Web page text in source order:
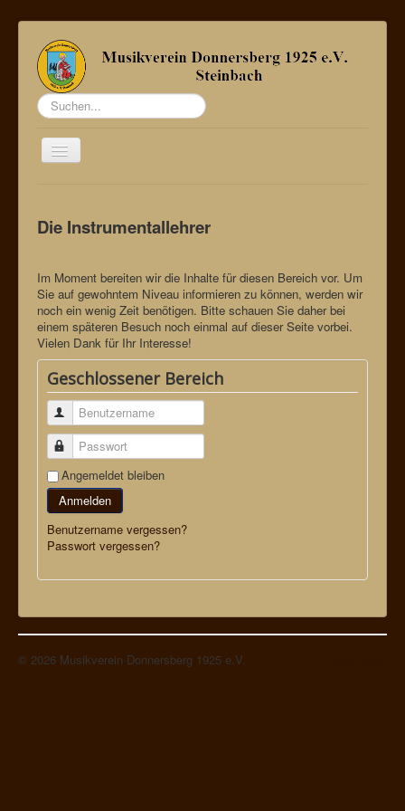
Suchen...
Toggle
Über uns
Bildergalerie
Sponsoren
Kontakt / Mitglied werden
Datenschutz
Impressum
Die Instrumentallehrer
Im Moment bereiten wir die Inhalte für diesen Bereich vor. Um
Sie auf gewohntem Niveau informieren zu können, werden wir
noch ein wenig Zeit benötigen. Bitte schauen Sie daher bei
einem späteren Besuch noch einmal auf dieser Seite vorbei.
Vielen Dank für Ihr Interesse!
Geschlossener Bereich
Benutzername
Passwort
Angemeldet bleiben
Anmelden
Benutzername vergessen?
Passwort vergessen?
© 2026 Musikverein Donnersberg 1925 e.V.